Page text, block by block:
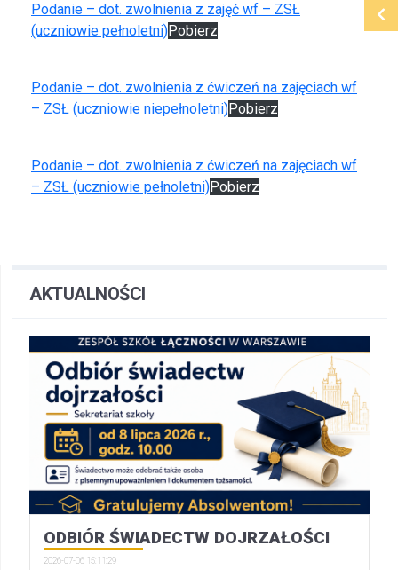
Podanie – dot. zwolnienia z zajęć wf – ZSŁ
(uczniowie pełnoletni)Pobierz
Podanie – dot. zwolnienia z ćwiczeń na zajęciach wf
– ZSŁ (uczniowie niepełnoletni)Pobierz
Podanie – dot. zwolnienia z ćwiczeń na zajęciach wf
– ZSŁ (uczniowie pełnoletni)Pobierz
AKTUALNOŚCI
ODBIÓR ŚWIADECTW DOJRZAŁOŚCI
2026-07-06 15:11:29